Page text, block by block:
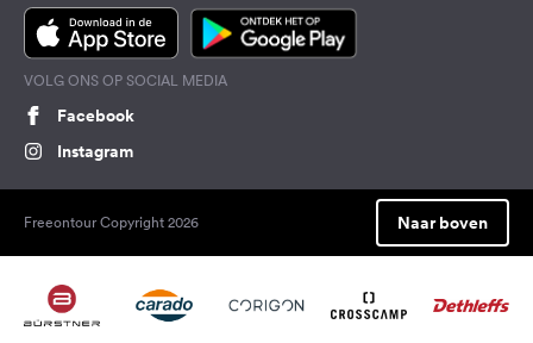
VOLG ONS OP SOCIAL MEDIA
Facebook
Instagram
Freeontour Copyright 2026 Naar boven